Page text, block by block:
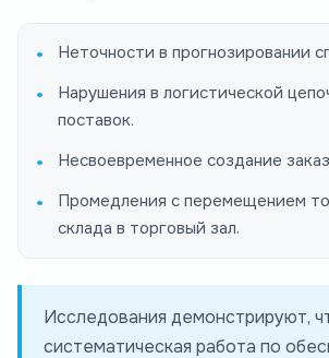
Неточности в прогнозировании
Нарушения в логистической
поставок.
Несвоевременное создание
Промедления с перемещением
склада в торговый зал.
Исследования демонстрируют,
систематическая работа по